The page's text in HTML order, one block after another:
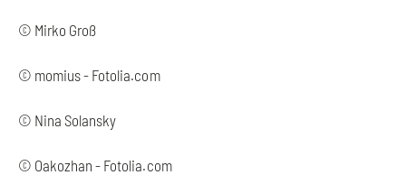
© Mirko Groß
© momius - Fotolia.com
© Nina Solansky
© Oakozhan - Fotolia.com